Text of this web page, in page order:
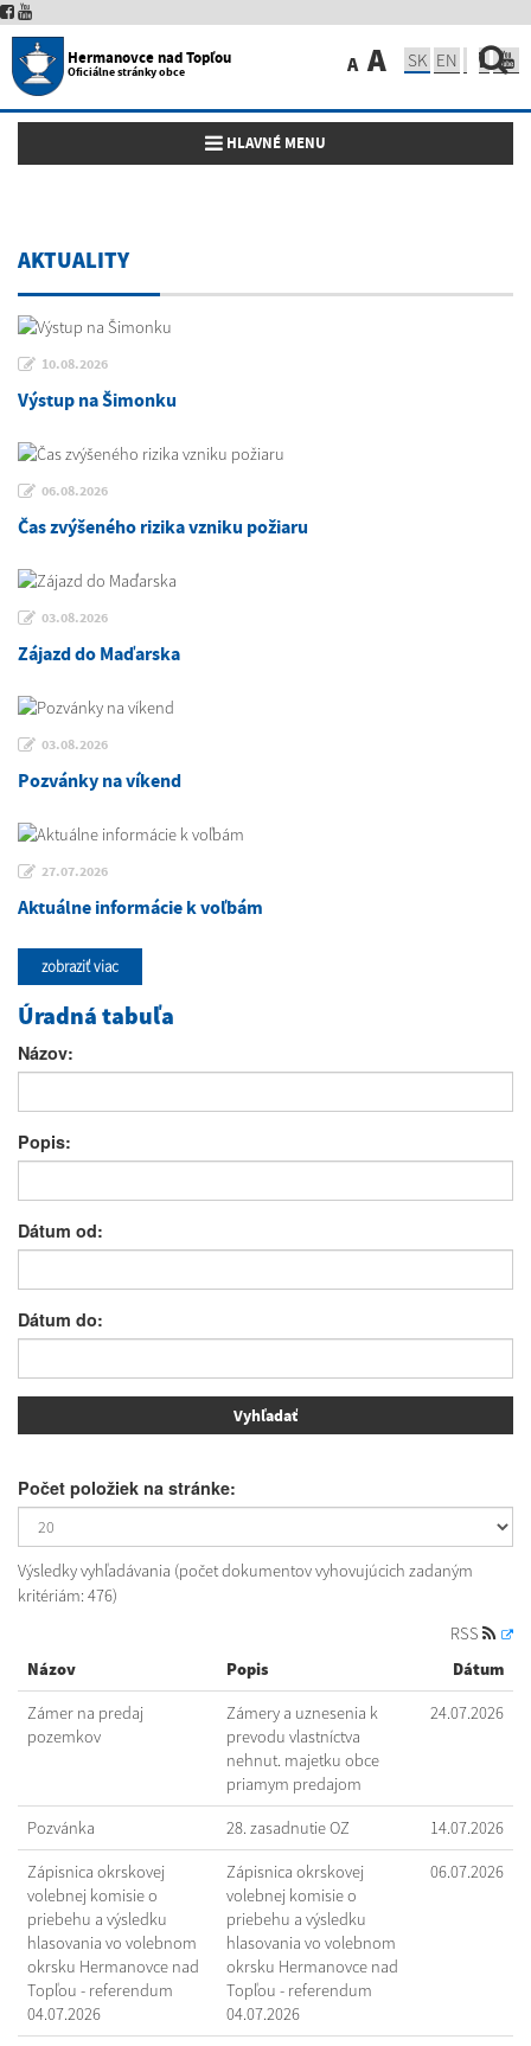
Hermanovce nad Topľou
Oficiálne stránky obce A A SK EN
Toggle navigation
HLAVNÉ MENU
AKTUALITY
10.08.2026
Výstup na Šimonku
06.08.2026
Čas zvýšeného rizika vzniku požiaru
03.08.2026
Zájazd do Maďarska
03.08.2026
Pozvánky na víkend
27.07.2026
Aktuálne informácie k voľbám
zobraziť viac
Úradná tabuľa
Názov:
Popis:
Dátum od:
Dátum do:
Počet položiek na stránke:
Výsledky vyhľadávania (počet dokumentov vyhovujúcich zadaným
kritériám: 476)
RSS
Názov
Popis Dátum
Zámer na predaj
pozemkov
Zámery a uznesenia k
prevodu vlastníctva
nehnut. majetku obce
priamym predajom
24.07.2026
Pozvánka 28. zasadnutie OZ 14.07.2026
Zápisnica okrskovej
volebnej komisie o
priebehu a výsledku
hlasovania vo volebnom
okrsku Hermanovce nad
Topľou - referendum
04.07.2026
Zápisnica okrskovej
volebnej komisie o
priebehu a výsledku
hlasovania vo volebnom
okrsku Hermanovce nad
Topľou - referendum
04.07.2026
06.07.2026